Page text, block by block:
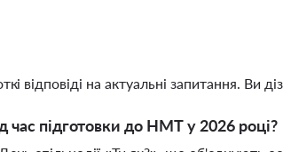
відповіді на актуальні запитання. Ви
час підготовки до НМТ у 2026 році?